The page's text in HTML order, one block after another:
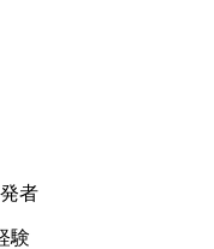
者
験